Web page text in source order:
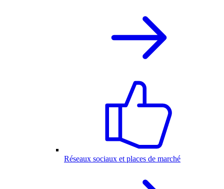
Réseaux sociaux et places de marché